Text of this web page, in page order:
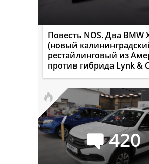
Повесть NOS. Два BMW
(новый
рестайлинговый из
против гибрида Lynk &
420